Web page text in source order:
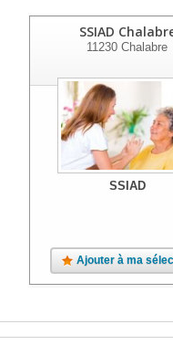
SSIAD
11230 Chalabre
SSIAD
Ajouter à ma